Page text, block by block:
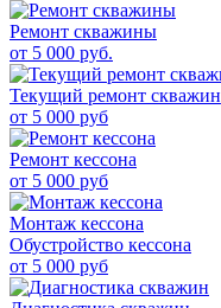
Ремонт скважины
от 5 000 руб.
Текущий ремонт скважин
от 5 000 руб
Ремонт кессона
от 5 000 руб
Монтаж кессона
Обустройство кессона
от 5 000 руб